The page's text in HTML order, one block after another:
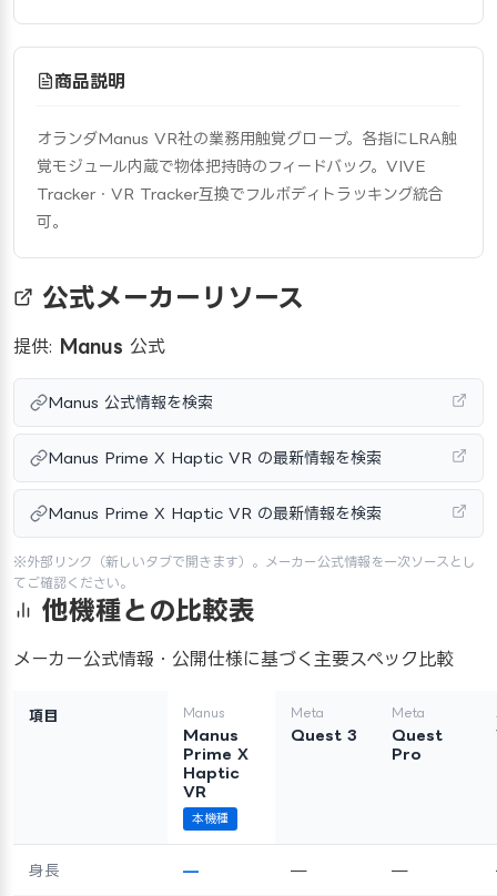
商品説明
オランダManus VR社の業務用触覚グローブ。各指にLRA触
覚モジュール内蔵で物体把持時のフィードバック。VIVE
Tracker・VR Tracker互換でフルボディトラッキング統合
可。
公式メーカーリソース
提供: Manus 公式
Manus 公式情報を検索
Manus Prime X Haptic VR の最新情報を検索
Manus Prime X Haptic VR の最新情報を検索
※外部リンク（新しいタブで開きます）。メーカー公式情報を一次ソースとし
てご確認ください。
他機種との比較表
メーカー公式情報・公開仕様に基づく主要スペック比較
項目 Manus
Manus
Prime X
Haptic
VR
本機種
Meta
Quest 3
Meta
Quest
Pro
身長 — — —